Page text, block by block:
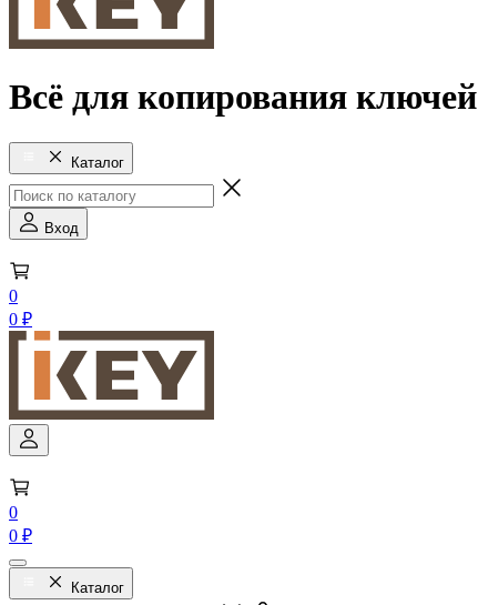
Всё для копирования ключей
Каталог
Вход
0
0 ₽
0
0 ₽
Каталог